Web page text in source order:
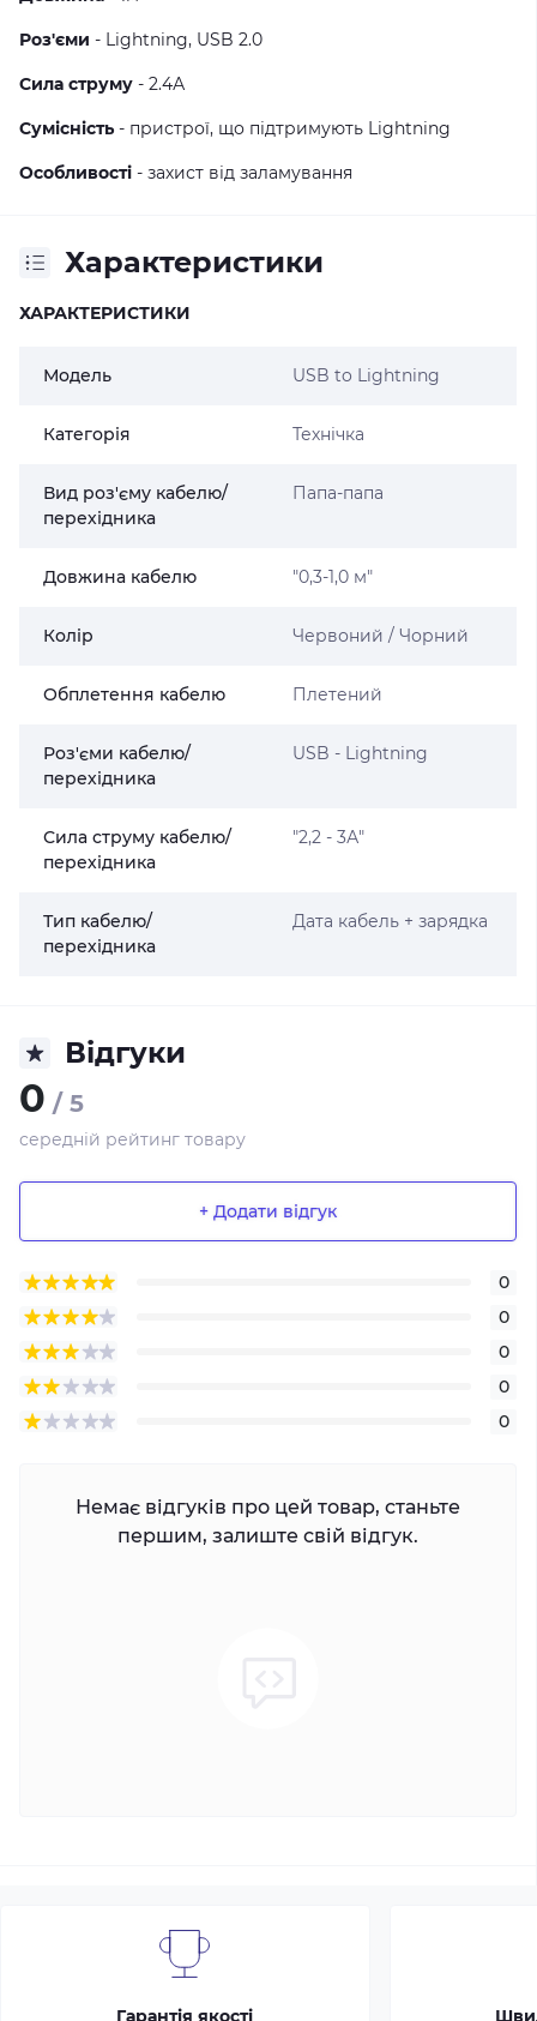
Роз'єми - Lightning, USB 2.0
Сила струму - 2.4А
Сумісність - пристрої, що підтримують Lightning
Особливості - захист від заламування
Характеристики
ХАРАКТЕРИСТИКИ
Модель USB to Lightning
Категорія Технічка
Вид роз'єму кабелю/
перехідника
Папа-папа
Довжина кабелю "0,3-1,0 м"
Колір Червоний / Чорний
Обплетення кабелю Плетений
Роз'єми кабелю/
перехідника
USB - Lightning
Сила струму кабелю/
перехідника
"2,2 - 3А"
Тип кабелю/
перехідника
Дата кабель + зарядка
Відгуки
0 / 5
середній рейтинг товару
+ Додати відгук
0
0
0
0
0
Немає відгуків про цей товар, станьте
першим, залиште свій відгук.
Гарантія якості